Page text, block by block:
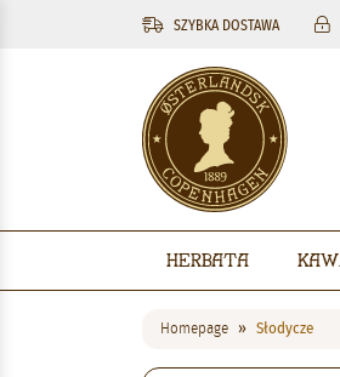
SZYBKA DOSTAWA
Herbata
Homepage Słodycze